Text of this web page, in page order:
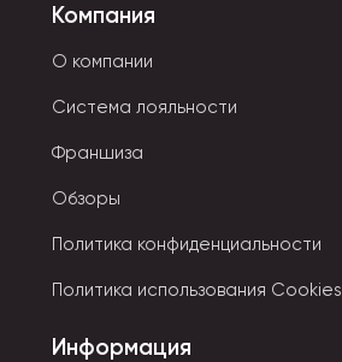
Компания
О компании
Система лояльности
Франшиза
Обзоры
Политика конфиденциальности
Политика использования Cookies
Информация